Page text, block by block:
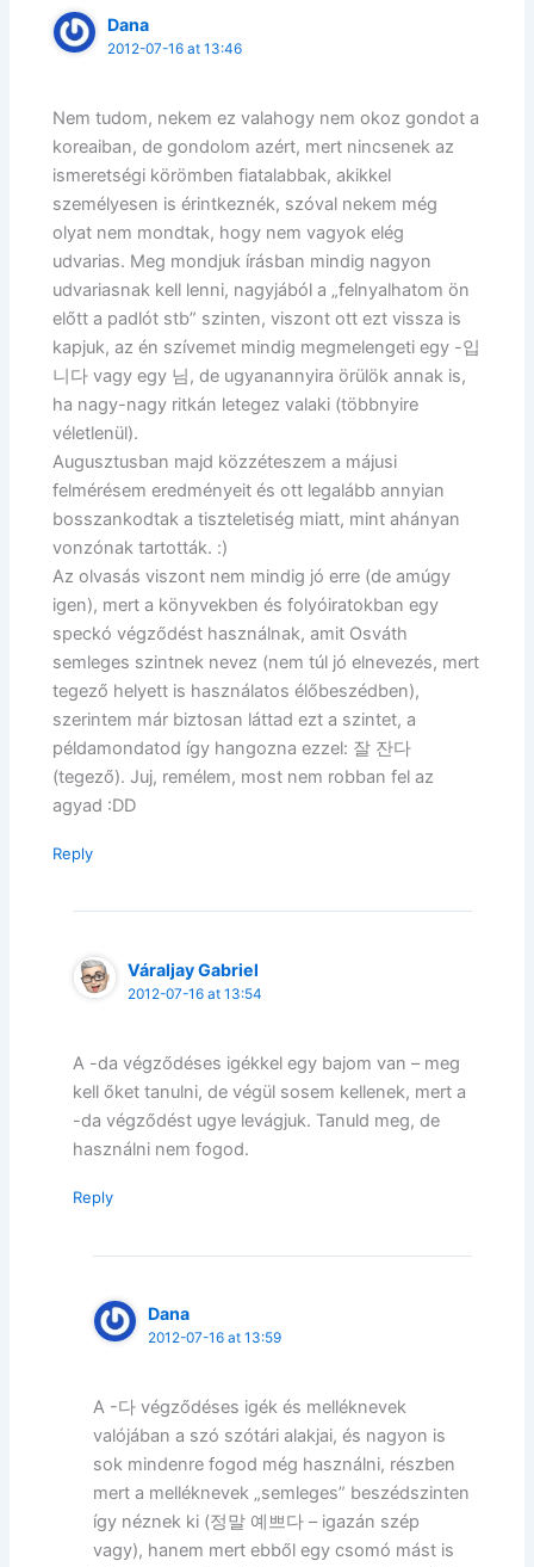
Dana
2012-07-16 at 13:46
Nem tudom, nekem ez valahogy nem okoz gondot a
koreaiban, de gondolom azért, mert nincsenek az
ismeretségi körömben fiatalabbak, akikkel
személyesen is érintkeznék, szóval nekem még
olyat nem mondtak, hogy nem vagyok elég
udvarias. Meg mondjuk írásban mindig nagyon
udvariasnak kell lenni, nagyjából a „felnyalhatom ön
előtt a padlót stb” szinten, viszont ott ezt vissza is
kapjuk, az én szívemet mindig megmelengeti egy -입
니다 vagy egy 님, de ugyanannyira örülök annak is,
ha nagy-nagy ritkán letegez valaki (többnyire
véletlenül).
Augusztusban majd közzéteszem a májusi
felmérésem eredményeit és ott legalább annyian
bosszankodtak a tiszteletiség miatt, mint ahányan
vonzónak tartották. :)
Az olvasás viszont nem mindig jó erre (de amúgy
igen), mert a könyvekben és folyóiratokban egy
speckó végződést használnak, amit Osváth
semleges szintnek nevez (nem túl jó elnevezés, mert
tegező helyett is használatos élőbeszédben),
szerintem már biztosan láttad ezt a szintet, a
példamondatod így hangozna ezzel: 잘 잔다
(tegező). Juj, remélem, most nem robban fel az
agyad :DD
Reply
Váraljay Gabriel
2012-07-16 at 13:54
A -da végződéses igékkel egy bajom van – meg
kell őket tanulni, de végül sosem kellenek, mert a
-da végződést ugye levágjuk. Tanuld meg, de
használni nem fogod.
Reply
Dana
2012-07-16 at 13:59
A -다 végződéses igék és melléknevek
valójában a szó szótári alakjai, és nagyon is
sok mindenre fogod még használni, részben
mert a melléknevek „semleges” beszédszinten
így néznek ki (정말 예쁘다 – igazán szép
vagy), hanem mert ebből egy csomó mást is